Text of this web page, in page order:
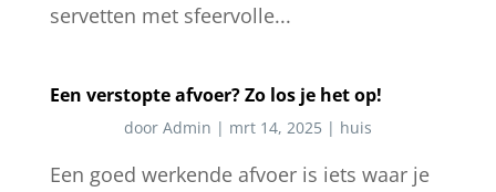
servetten met sfeervolle...
Een verstopte afvoer? Zo los je het op!
door Admin | mrt 14, 2025 | huis
Een goed werkende afvoer is iets waar je